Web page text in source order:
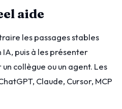
aide
les passages stables
IA, puis à les présenter
collègue ou un agent. Les
Claude, Cursor, MCP